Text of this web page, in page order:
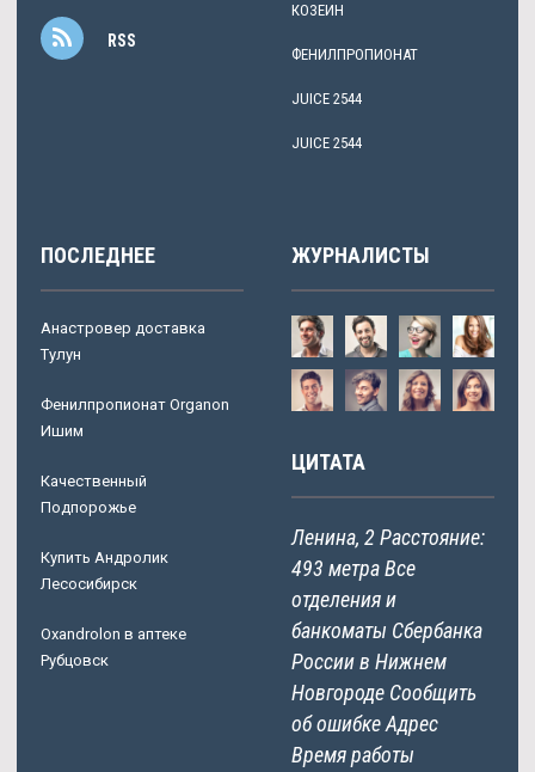
RSS
КОЗЕИН
ФЕНИЛПРОПИОНАТ
JUICE 2544
JUICE 2544
ПОСЛЕДНЕЕ
Анастровер доставка
Тулун
Фенилпропионат Organon
Ишим
Качественный
Подпорожье
Купить Андролик
Лесосибирск
Oxandrolon в аптеке
Рубцовск
ЖУРНАЛИСТЫ
ЦИТАТА
Ленина, 2 Расстояние:
493 метра Все
отделения и
банкоматы Сбербанка
России в Нижнем
Новгороде Сообщить
об ошибке Адрес
Время работы